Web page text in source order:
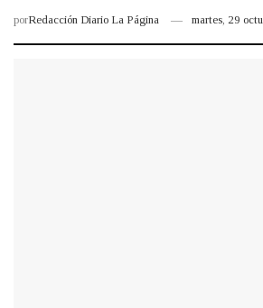
porRedacción Diario La Página martes, 29